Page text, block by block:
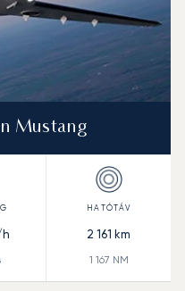
Mustang
h 2 161 km
1 167 NM